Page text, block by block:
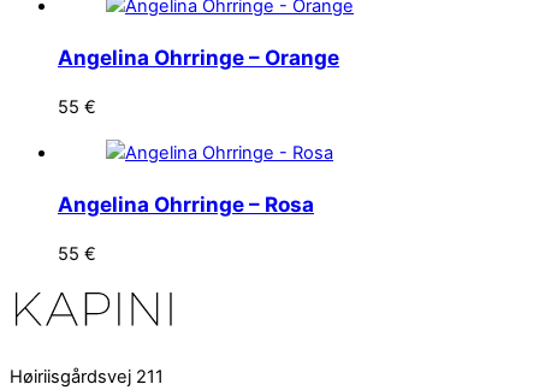
Angelina Ohrringe – Orange
55 €
Angelina Ohrringe – Rosa
55 €
Høiriisgårdsvej 211